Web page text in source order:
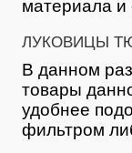
материала и
ЛУКОВИЦЫ
В данном
товары
удобнее
фильтром